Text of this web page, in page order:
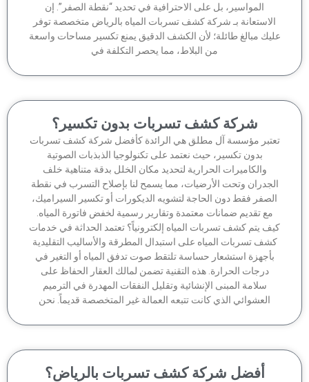
المواسير، بل على الاحترافية في تحديد “نقطة الصفر”. إن
بـ شركة كشف تسربات المياه بالرياض متخصصة توفر
مبالغ طائلة؛ لأن الكشف الدقيق يمنع تكسير مساحات واسعة
من البلاط، مما يحصر التكلفة في
شركة كشف تسربات بدون تكسير؟
مؤسسة آل مطلق هي الرائدة كأفضل شركة كشف تسربات
بدون تكسير، حيث نعتمد على تكنولوجيا الذبذبات الصوتية
والكاميرات الحرارية لتحديد مكان الخلل بدقة متناهية خلف
وتحت الأرضيات، مما يسمح لنا بإصلاح التسرب في نقطة
فقط دون الحاجة لتشويه الديكورات أو تكسير السيراميك،
مع تقديم ضمانات معتمدة وتقارير رسمية لخفض فاتورة المياه.
يتم كشف تسربات المياه إلكترونياً؟ تعتمد الحداثة في خدمات
تسربات المياه على استبدال المطرقة والأساليب التقليدية
بأجهزة استشعار حساسة تلتقط صوت تدفق المياه أو التغير في
درجات الحرارة. هذه التقنية تضمن لمالك العقار الحفاظ على
سلامة المبنى الإنشائية وتقليل النفقات المهدرة في الترميم
العشوائي الذي كانت تتبعه العمالة غير المتخصصة قديماً. نحن
أفضل شركة كشف تسربات بالرياض؟